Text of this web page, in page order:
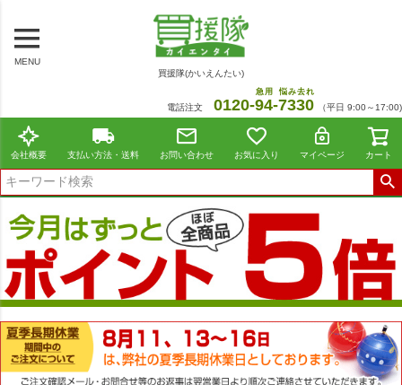
MENU
買援隊(かいえんたい)
電話注文 0120-94
急用
-7330
悩み去れ
（平日 9:00～17:00)
会社概要 支払い方法・送料 お問い合わせ お気に入り マイページ カート